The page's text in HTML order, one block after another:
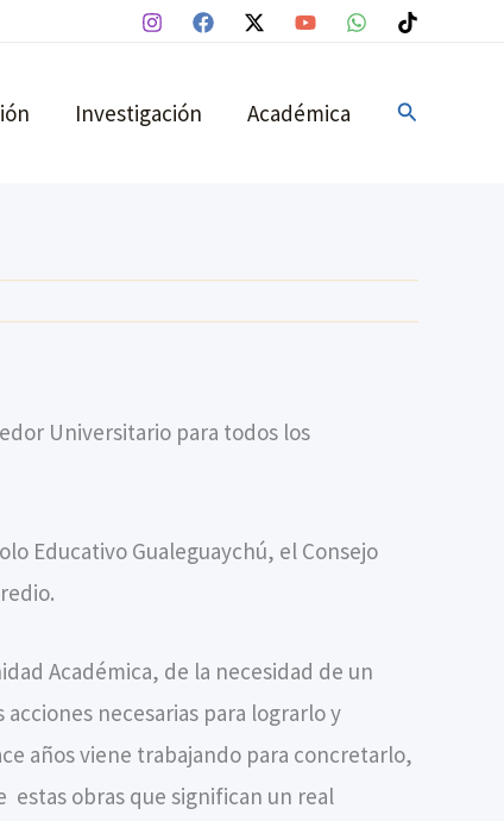
Investigación Académica Buscar
Universitario para todos los
Educativo Gualeguaychú, el Consejo
Académica, de la necesidad de un
necesarias para lograrlo y
años viene trabajando para concretarlo,
estas obras que significan un real